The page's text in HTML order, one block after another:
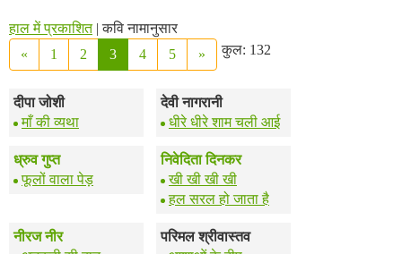
हाल में प्रकाशित| कवि नामानुसार
«
1 2 3 4 5 » कुल: 132
दीपा जोशी
माँ की व्यथा
देवी नागरानी
धीरे धीरे शाम चली आई
ध्रुव गुप्त
फूलों वाला पेड़
निवेदिता दिनकर
खी खी खी खी
हल सरल हो जाता है
नीरज नीर
परिमल श्रीवास्तव